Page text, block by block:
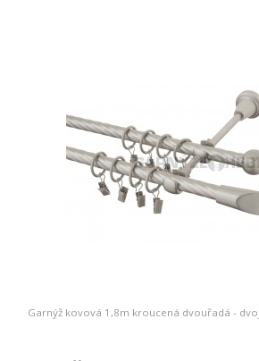
Garnýž kovová 1,8m kroucená dvouřadá -